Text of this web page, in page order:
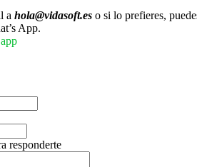
a hola@vidasoft.es o si lo prefieres,
App.
responderte